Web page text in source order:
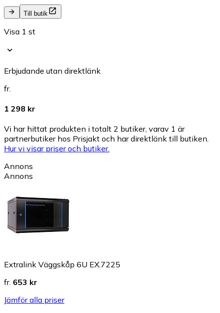
Till butik
Visa 1 st
Erbjudande utan direktlänk
fr.
1 298 kr
Vi har hittat produkten i totalt 2 butiker, varav 1 är
partnerbutiker hos Prisjakt och har direktlänk till butiken.
Hur vi visar priser och butiker.
Annons
Annons
Extralink Väggskåp 6U EX.7225
fr. 653 kr
Jämför alla priser